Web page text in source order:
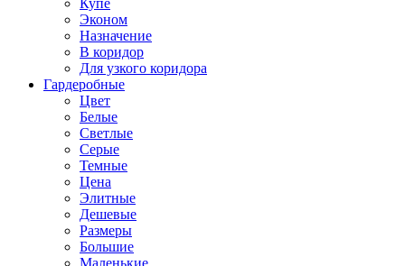
Купе
Эконом
Назначение
В коридор
Для узкого коридора
Гардеробные
Цвет
Белые
Светлые
Серые
Темные
Цена
Элитные
Дешевые
Размеры
Большие
Маленькие